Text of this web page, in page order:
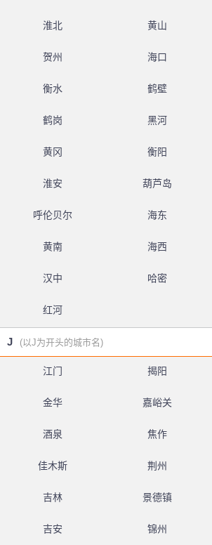
淮北 黄山
贺州 海口
衡水 鹤壁
鹤岗 黑河
黄冈 衡阳
淮安 葫芦岛
呼伦贝尔 海东
黄南 海西
汉中 哈密
红河
J (以J为开头的城市名)
江门 揭阳
金华 嘉峪关
酒泉 焦作
佳木斯 荆州
吉林 景德镇
吉安 锦州